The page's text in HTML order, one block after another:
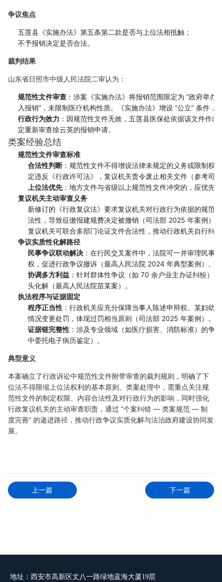
争议焦点
五莲县《实施办法》第五条第二款是否与上位法相抵触；
不予报销决定是否合法。
裁判结果
山东省日照市中级人民法院二审认为：
规范性文件审查 ：涉案《实施办法》将报销范围限定为 “政府举
入报销”，未限制医疗机构性质。《实施办法》增设 “公立” 条件
行政行为效力 ：因规范性文件无效，五莲县医保处依据该文件作
定重新审查徐云英的报销申请。
类案经验总结
规范性文件审查标准
合法性判断 ：规范性文件不得增设法律未规定的义务或限制权
定违反《行政许可法》，复议机关责令废止相关文件（参考司
上位法优先：地方文件与省级以上规范性文件冲突的，应优先
复议机关主动审查义务
新修订的《行政复议法》要求复议机关对行政行为依据的规范
法性，导致征缴报建规费决定被撤销（司法部 2025 年案例）。
复议机关可联合多部门论证文件合法性，推动行政机关自行纠
争议实质性化解路径
民事争议联动解决 ：在行民交叉案件中，法院可一并审理民事
权，促进行政争议撤诉（最高人民法院 2024 年典型案例）。
协调多方利益 ：针对群体性争议（如 70 余户业主办证纠纷）
头化解（最高人民法院苗某案）。
执法程序与证据固定
程序正当性 ：行政机关应充分保障当事人陈述申辩权。某妇幼
情况变更处罚，体现过罚相当原则（司法部 2025 年案例）。
证据链完整性 ：涉及专业领域（如医疗损害、消防标准）的争
中委托电子病历鉴定）。
典型意义
本案确立了行政诉讼中规范性文件附带审查的裁判规则，明确了下
位法不得限缩上位法权利的基本原则。类案处理中，需重点关注规
范性文件的制定权限、内容合法性及对行政行为的影响，同时强化
行政复议机关的主动审查职责，通过 “个案纠错 — 类案规范 — 制
度完善” 的递进路径，推动行政争议实质化解与法治政府建设协同发
展。
上一篇 下一篇
地址：西安市高新区丈八一路绿地蓝海大厦19层